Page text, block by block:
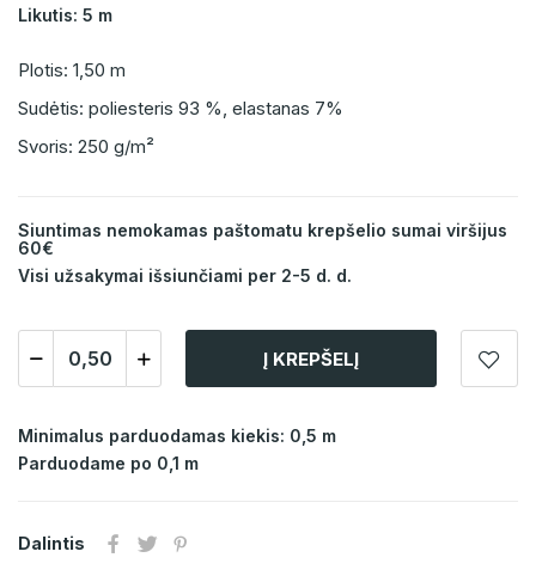
Likutis: 5 m
Plotis: 1,50 m
Sudėtis: poliesteris 93 %, elastanas 7%
Svoris: 250 g/m²
Siuntimas nemokamas paštomatu krepšelio sumai viršijus
60€
Visi užsakymai išsiunčiami per 2-5 d. d.
Į KREPŠELĮ
Minimalus parduodamas kiekis: 0,5 m
Parduodame po 0,1 m
Dalintis